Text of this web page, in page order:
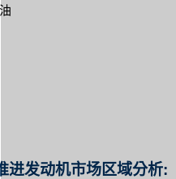
进发动机市场区域分析: